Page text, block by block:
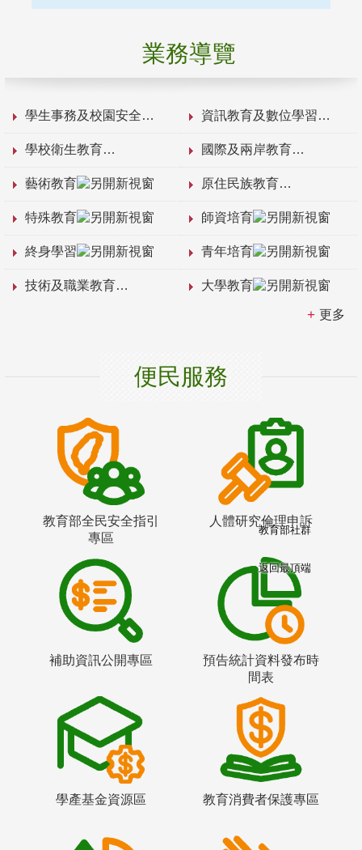
業務導覽
學生事務及校園安全 資訊教育及數位學習
學校衛生教育 國際及兩岸教育
藝術教育 原住民族教育
特殊教育 師資培育
終身學習 青年培育
技術及職業教育 大學教育
更多
便民服務
教育部全民安全指引
專區
人體研究倫理申訴
補助資訊公開專區
預告統計資料發布時
間表
學產基金資源區 教育消費者保護專區
教育部社群
返回最頂端